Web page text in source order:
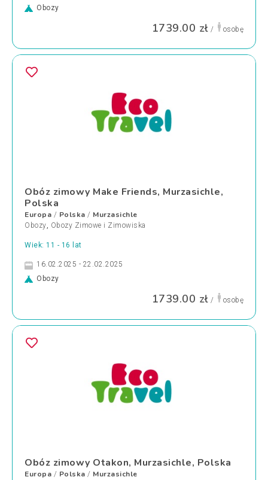
Obozy
1739.00 zł / osobę
Obóz zimowy Make Friends, Murzasichle,
Polska
Europa / Polska / Murzasichle
Obozy, Obozy Zimowe i Zimowiska
Wiek: 11 - 16 lat
16.02.2025 - 22.02.2025
Obozy
1739.00 zł / osobę
Obóz zimowy Otakon, Murzasichle, Polska
Europa / Polska / Murzasichle